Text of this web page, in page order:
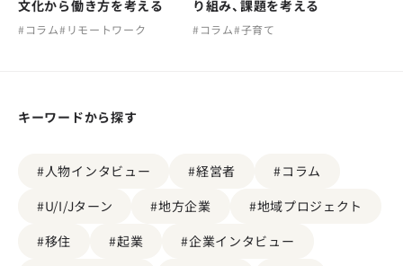
文化から働き方を考える
# コラム# リモートワーク
り組み、課題を考える
# コラム#子育て
キーワードから探す
#人物インタビュー #経営者
#コラム
#U/I/Jターン
#地方企業
#地域プロジェクト
#移住
#起業
#企業インタビュー